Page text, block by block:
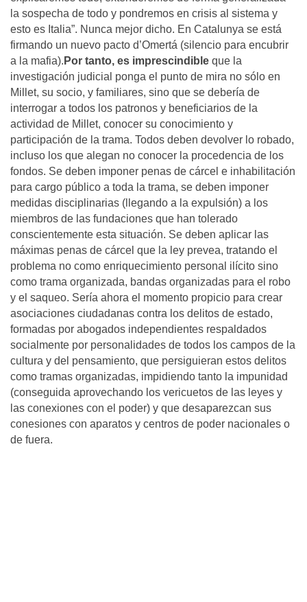
la sospecha de todo y pondremos en crisis al sistema y
esto es Italia”. Nunca mejor dicho. En Catalunya se está
firmando un nuevo pacto d’Omertá (silencio para encubrir
a la mafia). Por tanto, es imprescindible que la
investigación judicial ponga el punto de mira no sólo en
Millet, su socio, y familiares, sino que se debería de
interrogar a todos los patronos y beneficiarios de la
actividad de Millet, conocer su conocimiento y
participación de la trama. Todos deben devolver lo robado,
incluso los que alegan no conocer la procedencia de los
fondos. Se deben imponer penas de cárcel e inhabilitación
para cargo público a toda la trama, se deben imponer
medidas disciplinarias (llegando a la expulsión) a los
miembros de las fundaciones que han tolerado
conscientemente esta situación. Se deben aplicar las
máximas penas de cárcel que la ley prevea, tratando el
problema no como enriquecimiento personal ilícito sino
como trama organizada, bandas organizadas para el robo
y el saqueo. Sería ahora el momento propicio para crear
asociaciones ciudadanas contra los delitos de estado,
formadas por abogados independientes respaldados
socialmente por personalidades de todos los campos de la
cultura y del pensamiento, que persiguieran estos delitos
como tramas organizadas, impidiendo tanto la impunidad
(conseguida aprovechando los vericuetos de las leyes y
las conexiones con el poder) y que desaparezcan sus
conesiones con aparatos y centros de poder nacionales o
de fuera.